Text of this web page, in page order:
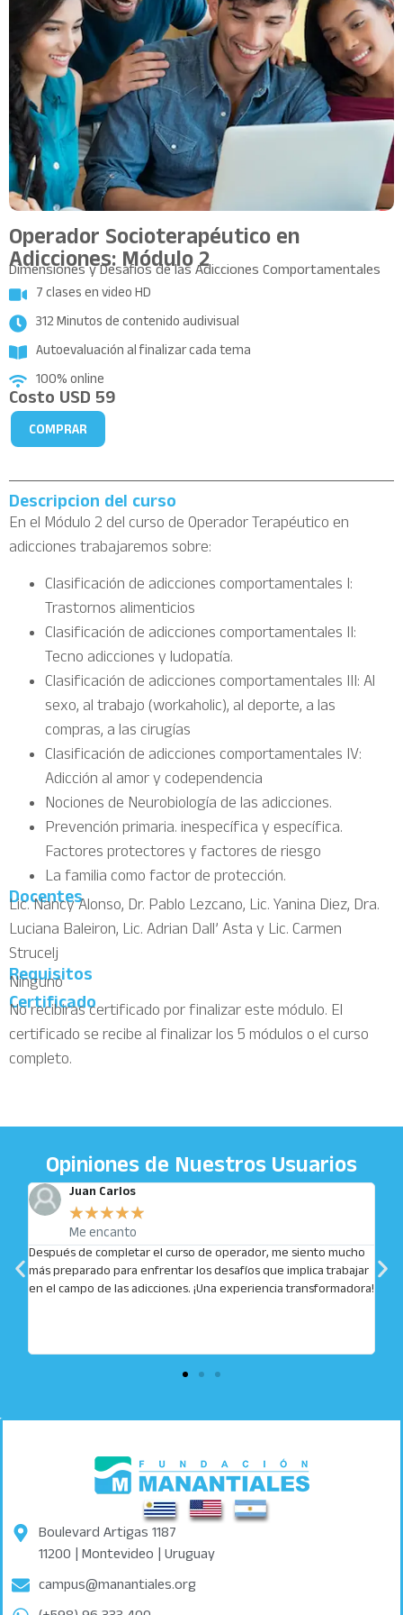
Operador Socioterapéutico en
Adicciones: Módulo 2
Dimensiones y Desafíos de las Adicciones Comportamentales
7 clases en video HD
312 Minutos de contenido audivisual
Autoevaluación al finalizar cada tema
100% online
Costo USD 59
COMPRAR
Descripcion del curso
En el Módulo 2 del curso de Operador Terapéutico en
adicciones trabajaremos sobre:
Clasificación de adicciones comportamentales I:
Trastornos alimenticios
Clasificación de adicciones comportamentales II:
Tecno adicciones y ludopatía.
Clasificación de adicciones comportamentales III: Al
sexo, al trabajo (workaholic), al deporte, a las
compras, a las cirugías
Clasificación de adicciones comportamentales IV:
Adicción al amor y codependencia
Nociones de Neurobiología de las adicciones.
Prevención primaria. inespecífica y específica.
Factores protectores y factores de riesgo
La familia como factor de protección.
Docentes
Lic. Nancy Alonso, Dr. Pablo Lezcano, Lic. Yanina Diez, Dra.
Luciana Baleiron, Lic. Adrian Dall’ Asta y Lic. Carmen
Strucelj
Requisitos
Ninguno
Certificado
No recibiras certificado por finalizar este módulo. El
certificado se recibe al finalizar los 5 módulos o el curso
completo.
Opiniones de Nuestros Usuarios
Juan Carlos
★★★★★
Me encanto
Después de completar el curso de operador, me siento mucho
más preparado para enfrentar los desafíos que implica trabajar
en el campo de las adicciones. ¡Una experiencia transformadora!
Boulevard Artigas 1187
11200 | Montevideo | Uruguay
campus@manantiales.org